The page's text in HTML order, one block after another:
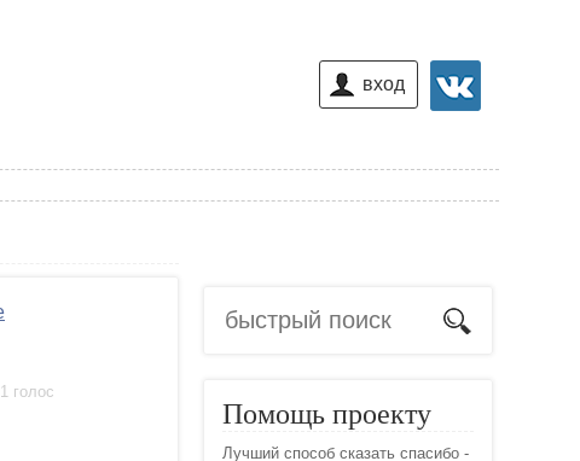
вход
1 голос
Помощь проекту
Лучший способ сказать спасибо -